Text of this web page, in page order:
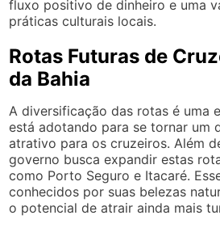
fluxo positivo de dinheiro e uma
práticas culturais locais.
Rotas Futuras de
da Bahia
A diversificação das rotas é uma
está adotando para se tornar um
atrativo para os cruzeiros. Além
governo busca expandir estas
como Porto Seguro e Itacaré.
conhecidos por suas belezas
o potencial de atrair ainda mais